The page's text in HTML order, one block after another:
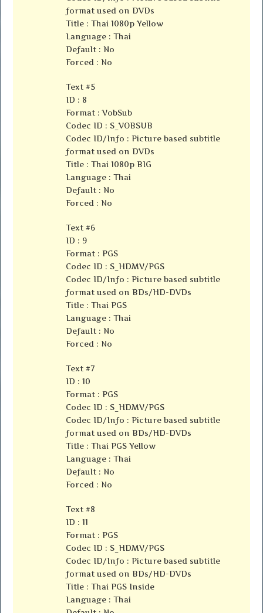
format used on DVDs
Title : Thai 1080p Yellow
Language : Thai
Default : No
Forced : No
Text #5
ID : 8
Format : VobSub
Codec ID : S_VOBSUB
Codec ID/Info : Picture based subtitle
format used on DVDs
Title : Thai 1080p BIG
Language : Thai
Default : No
Forced : No
Text #6
ID : 9
Format : PGS
Codec ID : S_HDMV/PGS
Codec ID/Info : Picture based subtitle
format used on BDs/HD-DVDs
Title : Thai PGS
Language : Thai
Default : No
Forced : No
Text #7
ID : 10
Format : PGS
Codec ID : S_HDMV/PGS
Codec ID/Info : Picture based subtitle
format used on BDs/HD-DVDs
Title : Thai PGS Yellow
Language : Thai
Default : No
Forced : No
Text #8
ID : 11
Format : PGS
Codec ID : S_HDMV/PGS
Codec ID/Info : Picture based subtitle
format used on BDs/HD-DVDs
Title : Thai PGS Inside
Language : Thai